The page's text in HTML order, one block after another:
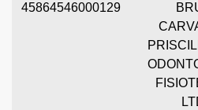
45864546000129